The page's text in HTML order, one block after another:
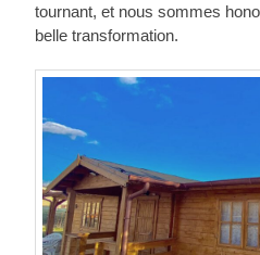
tournant, et nous sommes
belle transformation.